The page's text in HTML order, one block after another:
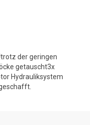
der geringen
getauscht3x
Hydrauliksystem